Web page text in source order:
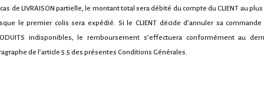
cas de LIVRAISON partielle, le montant total sera débité du compte du CLIENT au
le premier colis sera expédié. Si le CLIENT décide d’annuler sa commande
indisponibles, le remboursement s’effectuera conformément au
de l’article 5.5 des présentes Conditions Générales.